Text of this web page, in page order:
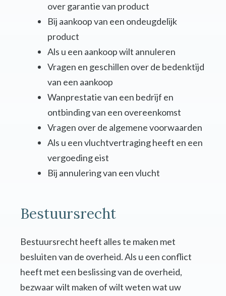
over garantie van product
Bij aankoop van een ondeugdelijk
product
Als u een aankoop wilt annuleren
Vragen en geschillen over de bedenktijd
van een aankoop
Wanprestatie van een bedrijf en
ontbinding van een overeenkomst
Vragen over de algemene voorwaarden
Als u een vluchtvertraging heeft en een
vergoeding eist
Bij annulering van een vlucht
Bestuursrecht
Bestuursrecht heeft alles te maken met
besluiten van de overheid. Als u een conflict
heeft met een beslissing van de overheid,
bezwaar wilt maken of wilt weten wat uw